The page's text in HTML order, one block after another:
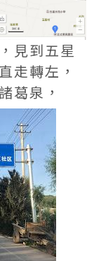
見到五星
走轉左，
葛泉，